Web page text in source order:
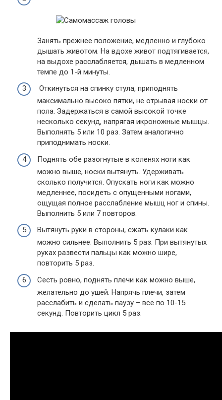
Занять прежнее положение, медленно и глубоко
дышать животом. На вдохе живот подтягивается,
на выдохе расслабляется, дышать в медленном
темпе до 1-й минуты.
Откинуться на спинку стула, приподнять
максимально высоко пятки, не отрывая носки от
пола. Задержаться в самой высокой точке
несколько секунд, напрягая икроножные мышцы.
Выполнять 5 или 10 раз. Затем аналогично
приподнимать носки.
Поднять обе разогнутые в коленях ноги как
можно выше, носки вытянуть. Удерживать
сколько получится. Опускать ноги как можно
медленнее, посидеть с опущенными ногами,
ощущая полное расслабление мышц ног и спины.
Выполнить 5 или 7 повторов.
Вытянуть руки в стороны, сжать кулаки как
можно сильнее. Выполнить 5 раз. При вытянутых
руках развести пальцы как можно шире,
повторить 5 раз.
Сесть ровно, поднять плечи как можно выше,
желательно до ушей. Напрячь плечи, затем
расслабить и сделать паузу – все по 10-15
секунд. Повторить цикл 5 раз.